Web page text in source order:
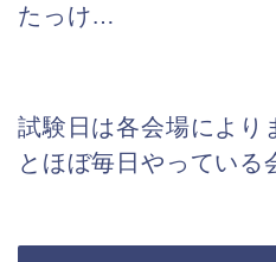
たっけ…
試験日は各会場により
とほぼ毎日やっている